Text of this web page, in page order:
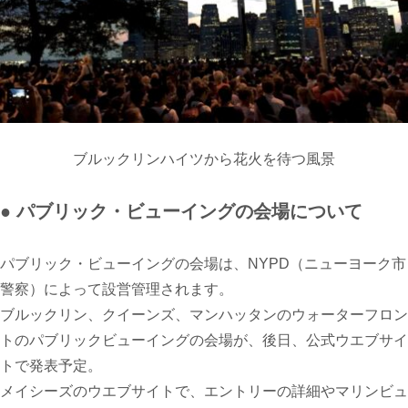
ブルックリンハイツから花火を待つ風景
● パブリック・ビューイングの会場について
パブリック・ビューイングの会場は、
NYPD（ニューヨーク市
警察）によって設営管理されます。
ブルックリン、クイーンズ、マンハッタンのウォーターフロン
トのパブリックビューイングの会場が、後日、公式ウエブサイ
トで発表予定。
メイシーズのウエブサイトで、エントリーの詳細やマリンビュ